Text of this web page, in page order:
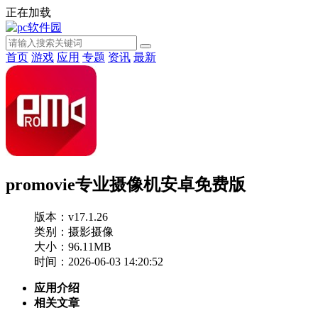
正在加载
首页 游戏 应用 专题 资讯 最新
promovie专业摄像机安卓免费版
版本：v17.1.26
类别：摄影摄像
大小：96.11MB
时间：2026-06-03 14:20:52
应用介绍
相关文章